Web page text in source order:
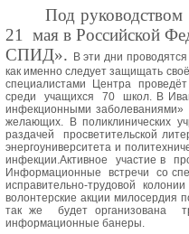
Под руководством
21 мая в Российской
СПИД».
В эти дни
как именно следует защищать
специалистами
Центра
среди
учащихся 70 школ. В
инфекционными заболеваниями»
желающих. В поликлинических
раздачей
просветительской
энергоуниверситета и
инфекции.Активное
участие в
Информационные
встречи
со
исправительно-трудовой
волонтерские акции милосердия
так же будет организована
информационные банеры.